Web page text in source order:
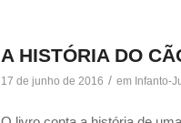
A HISTÓRIA DO
17 de junho de 2016 / em Infanto-